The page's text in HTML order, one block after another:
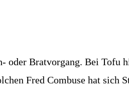
oder Bratvorgang. Bei Tofu
Fred Combuse hat sich